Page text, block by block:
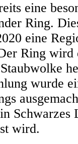
eine
Ring.
eine
Ring wird
wurde
Schwarzes
wird.